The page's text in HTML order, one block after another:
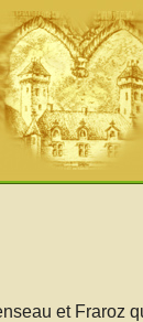
et Fraroz